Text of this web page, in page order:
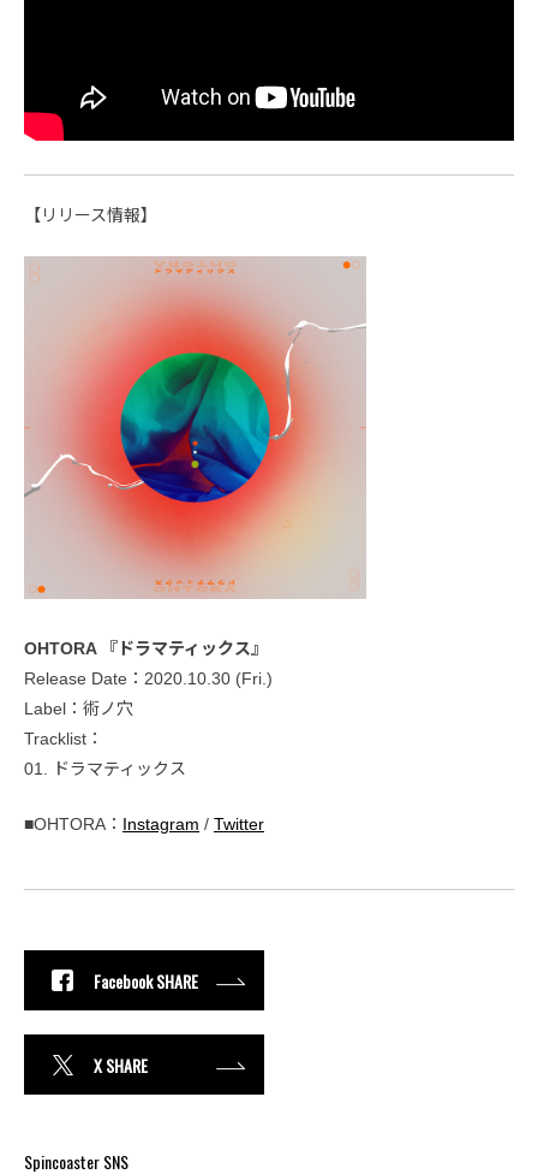
【リリース情報】
OHTORA 『ドラマティックス』
Release Date：2020.10.30 (Fri.)
Label：術ノ穴
Tracklist：
01. ドラマティックス
■OHTORA： Instagram / Twitter
Facebook SHARE
X SHARE
Spincoaster SNS